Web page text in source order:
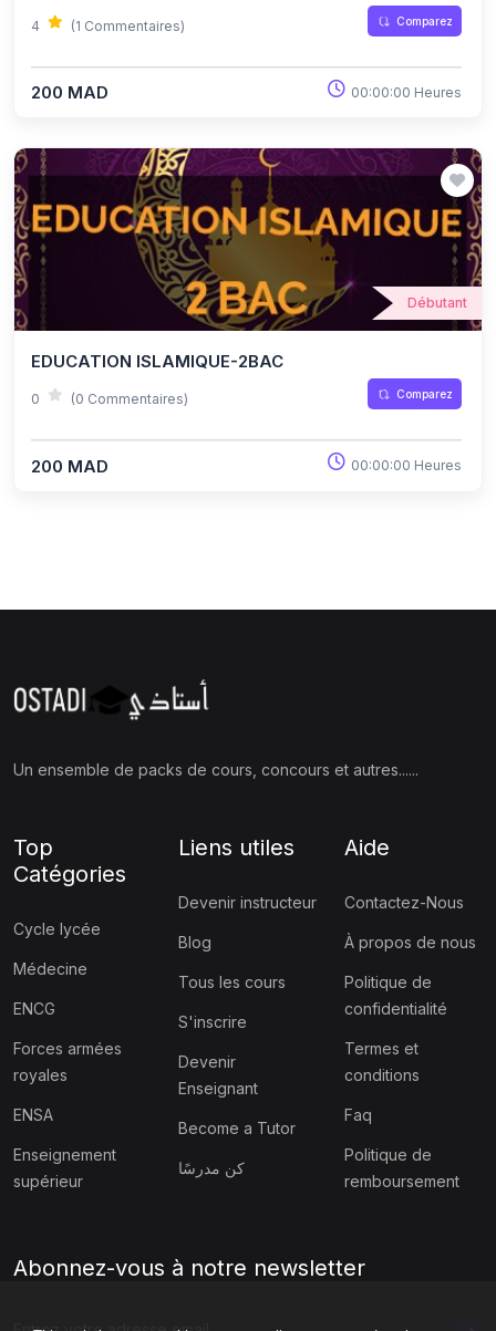
4 (1 Commentaires) Comparez
200 MAD 00:00:00 Heures
Débutant
EDUCATION ISLAMIQUE-2BAC
0 (0 Commentaires) Comparez
200 MAD 00:00:00 Heures
Un ensemble de packs de cours, concours et autres......
Top
Catégories
Cycle lycée
Médecine
ENCG
Forces armées
royales
ENSA
Enseignement
supérieur
Liens utiles
Devenir instructeur
Blog
Tous les cours
S'inscrire
Devenir
Enseignant
Become a Tutor
كن مدرسًا
Aide
Contactez-Nous
À propos de nous
Politique de
confidentialité
Termes et
conditions
Faq
Politique de
remboursement
Abonnez-vous à notre newsletter